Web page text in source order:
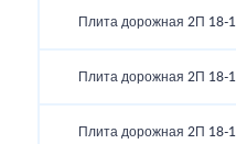
Плита дорожная 2П 18-
Плита дорожная 2П 18-
Плита дорожная 2П 18-